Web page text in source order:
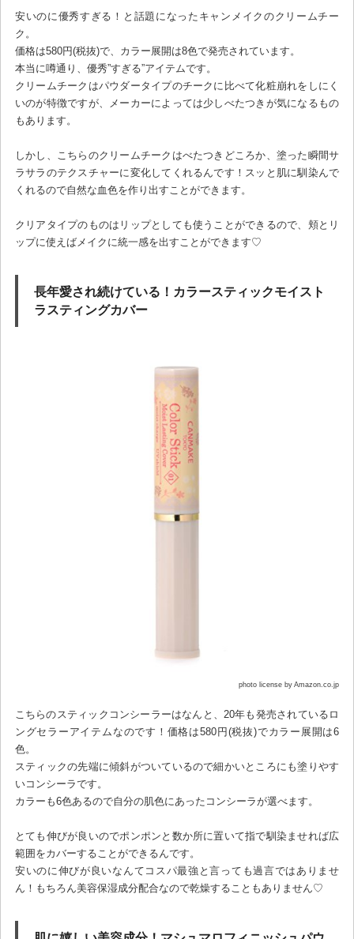
安いのに優秀すぎる！と話題になったキャンメイクのクリームチー
ク。
価格は580円(税抜)で、カラー展開は8色で発売されています。
本当に噂通り、優秀”すぎる”アイテムです。
クリームチークはパウダータイプのチークに比べて化粧崩れをしにく
いのが特徴ですが、メーカーによっては少しべたつきが気になるもの
もあります。
しかし、こちらのクリームチークはべたつきどころか、塗った瞬間サ
ラサラのテクスチャーに変化してくれるんです！スッと肌に馴染んで
くれるので自然な血色を作り出すことができます。
クリアタイプのものはリップとしても使うことができるので、頬とリ
ップに使えばメイクに統一感を出すことができます♡
長年愛され続けている！カラースティックモイスト
ラスティングカバー
photo license by Amazon.co.jp
こちらのスティックコンシーラーはなんと、20年も発売されているロ
ングセラーアイテムなのです！価格は580円(税抜)でカラー展開は6
色。
スティックの先端に傾斜がついているので細かいところにも塗りやす
いコンシーラです。
カラーも6色あるので自分の肌色にあったコンシーラが選べます。
とても伸びが良いのでポンポンと数か所に置いて指で馴染ませれば広
範囲をカバーすることができるんです。
安いのに伸びが良いなんてコスパ最強と言っても過言ではありませ
ん！もちろん美容保湿成分配合なので乾燥することもありません♡